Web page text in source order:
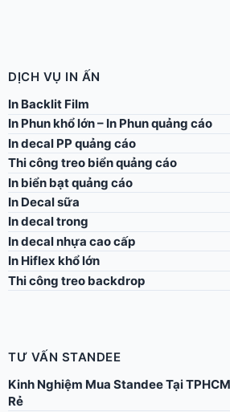
DỊCH VỤ IN ẤN
In Backlit Film
In Phun khổ lớn – In Phun quảng cáo
In decal PP quảng cáo
Thi công treo biển quảng cáo
In biển bạt quảng cáo
In Decal sữa
In decal trong
In decal nhựa cao cấp
In Hiflex khổ lớn
Thi công treo backdrop
TƯ VẤN STANDEE
Kinh Nghiệm Mua Standee Tại
Rẻ